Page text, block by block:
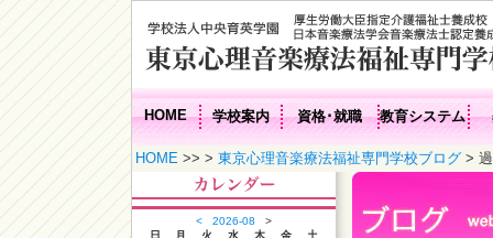
HOME 学校案内 資格･就職 教育システム
HOME >> > 東京心理音楽療法福祉専門学校ブログ >
< 2026-08 >
日
月 火 水 木 金
土